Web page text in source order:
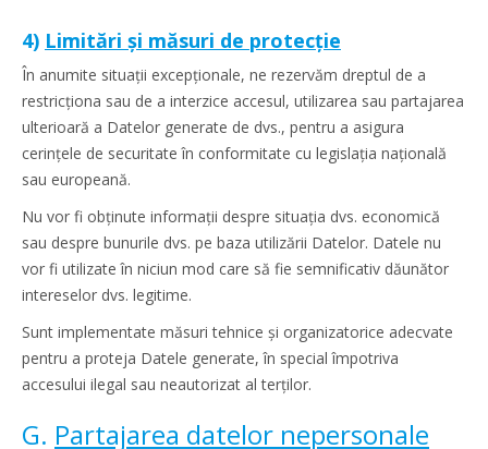
4) Limitări și măsuri de protecție
În anumite situații excepționale, ne rezervăm dreptul de a
restricționa sau de a interzice accesul, utilizarea sau partajarea
ulterioară a Datelor generate de dvs., pentru a asigura
cerințele de securitate în conformitate cu legislația națională
sau europeană.
Nu vor fi obținute informații despre situația dvs. economică
sau despre bunurile dvs. pe baza utilizării Datelor. Datele nu
vor fi utilizate în niciun mod care să fie semnificativ dăunător
intereselor dvs. legitime.
Sunt implementate măsuri tehnice și organizatorice adecvate
pentru a proteja Datele generate, în special împotriva
accesului ilegal sau neautorizat al terților.
G. Partajarea datelor nepersonale